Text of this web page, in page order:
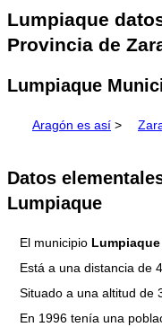
Lumpiaque
Provincia de
Lumpiaque
Aragón es así >
Datos
Lumpiaque
El municipio Lumpiaque
Está a una distancia de
Situado a una altitud de
En 1996 tenía una